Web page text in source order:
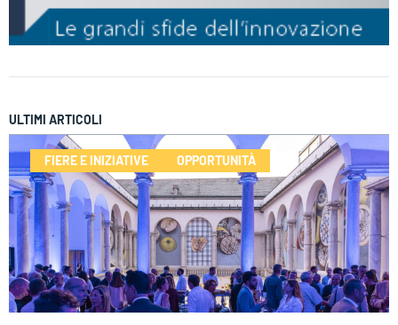
ULTIMI ARTICOLI
FIERE E INIZIATIVE OPPORTUNITÀ